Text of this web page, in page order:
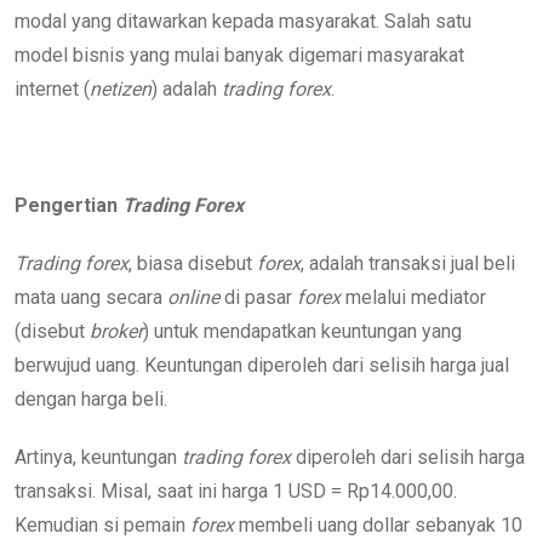
modal yang ditawarkan kepada masyarakat. Salah satu
model bisnis yang mulai banyak digemari masyarakat
internet (netizen) adalah trading forex.
Pengertian Trading Forex
Trading forex, biasa disebut forex, adalah transaksi jual beli
mata uang secara onlinedi pasar forexmelalui mediator
(disebut broker) untuk mendapatkan keuntungan yang
berwujud uang. Keuntungan diperoleh dari selisih harga jual
dengan harga beli.
Artinya, keuntungan trading forexdiperoleh dari selisih harga
transaksi. Misal, saat ini harga 1 USD = Rp14.000,00.
Kemudian si pemain forexmembeli uang dollar sebanyak 10